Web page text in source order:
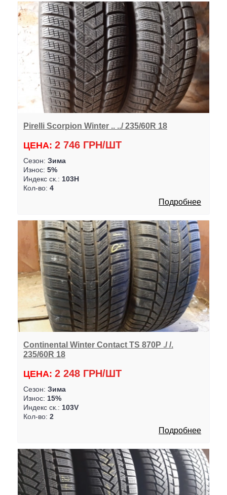
Pirelli Scorpion Winter .. ../ 235/60R 18
ЦЕНА: 2 746 ГРН/ШТ
Сезон: Зима
Износ: 5%
Индекс ск.: 103H
Кол-во: 4
Подробнее
Continental Winter Contact TS 870P ./ /.
235/60R 18
ЦЕНА: 2 248 ГРН/ШТ
Сезон: Зима
Износ: 15%
Индекс ск.: 103V
Кол-во: 2
Подробнее